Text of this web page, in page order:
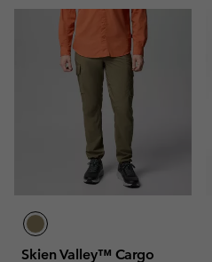
Skien Valley™ Cargo